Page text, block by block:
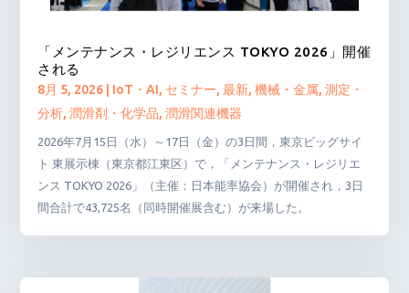
「メンテナンス・レジリエンス TOKYO 2026」開催
される
8月 5, 2026 IoT・AI, セミナー,最新,機械・金属,測定・
分析,潤滑剤・化学品,潤滑関連機器
2026年7月15日（水）～17日（金）の3日間，東京ビッグサイ
ト 東展示棟（東京都江東区）で，「メンテナンス・レジリエ
ンス TOKYO 2026」（主催：日本能率協会）が開催され，3日
間合計で43,725名（同時開催展含む）が来場した。